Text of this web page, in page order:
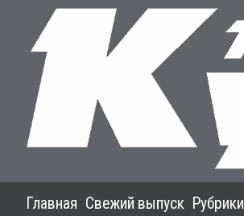
Главная Свежий выпуск Рубрики